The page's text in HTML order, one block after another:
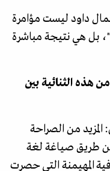
داود ليست مؤامرة
بل هي نتيجة مباشرة
هذه الثنائية بين
من الصراحة
طريق صياغة لغة
المهيمنة التي حصرت